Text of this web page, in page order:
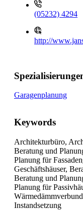
(05232) 4294
http://
Garagenplanung
Keywords
Architekturbüro,
Beratung und
Planung für
Geschäftshäuser,
Beratung und
Planung für
Instandsetzung